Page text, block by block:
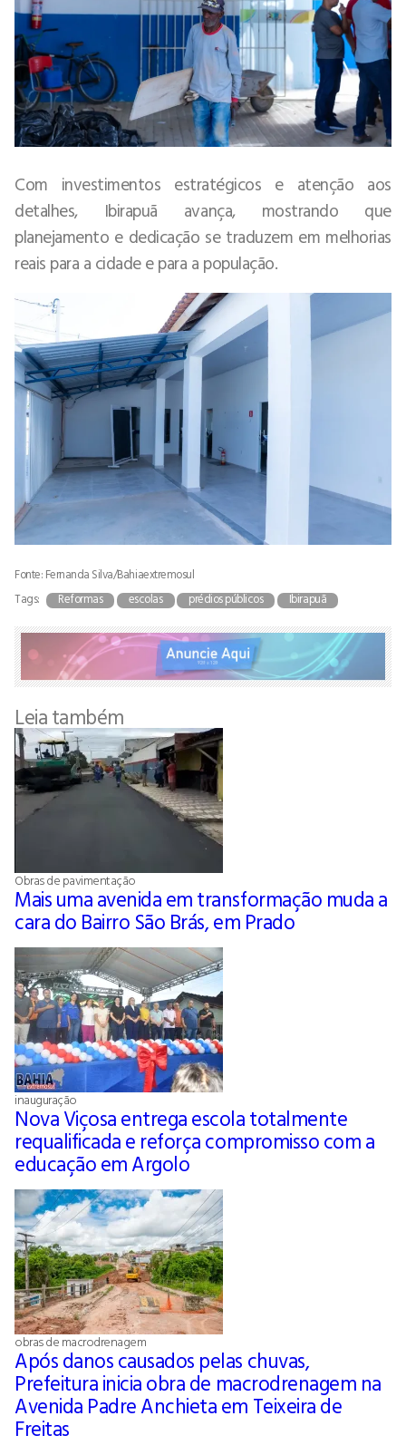
Com investimentos estratégicos e atenção aos
detalhes, Ibirapuã avança, mostrando que
planejamento e dedicação se traduzem em melhorias
reais para a cidade e para a população.
Fonte: Fernanda Silva/Bahiaextremosul
Tags:
Reformas escolas prédios públicos Ibirapuã
Leia também
Obras de pavimentação
Mais uma avenida em transformação muda a
cara do Bairro São Brás, em Prado
inauguração
Nova Viçosa entrega escola totalmente
requalificada e reforça compromisso com a
educação em Argolo
obras de macrodrenagem
Após danos causados pelas chuvas,
Prefeitura inicia obra de macrodrenagem na
Avenida Padre Anchieta em Teixeira de
Freitas